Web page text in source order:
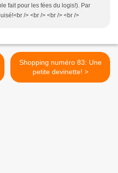
fait pour les fées du logis!). Par
/> <br /> <br /> <br />
Shopping numéro 83: Une
petite devinette! >